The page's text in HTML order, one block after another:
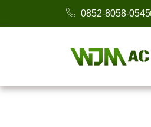
0852-8058-0545